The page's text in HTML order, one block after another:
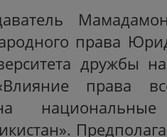
права
дружбы
права
национальные